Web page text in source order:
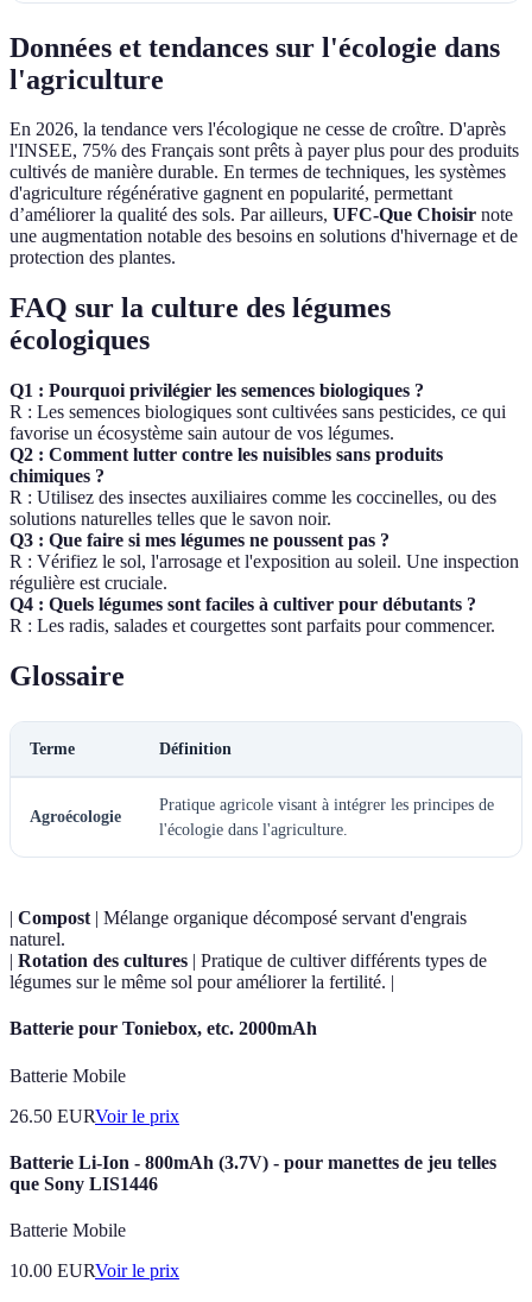
Données et tendances sur l'écologie dans
l'agriculture
En 2026, la tendance vers l'écologique ne cesse de croître. D'après
l'INSEE, 75% des Français sont prêts à payer plus pour des produits
cultivés de manière durable. En termes de techniques, les systèmes
d'agriculture régénérative gagnent en popularité, permettant
d’améliorer la qualité des sols. Par ailleurs, UFC-Que Choisir note
une augmentation notable des besoins en solutions d'hivernage et de
protection des plantes.
FAQ sur la culture des légumes
écologiques
Q1 : Pourquoi privilégier les semences biologiques ?
R : Les semences biologiques sont cultivées sans pesticides, ce qui
favorise un écosystème sain autour de vos légumes.
Q2 : Comment lutter contre les nuisibles sans produits
chimiques ?
R : Utilisez des insectes auxiliaires comme les coccinelles, ou des
solutions naturelles telles que le savon noir.
Q3 : Que faire si mes légumes ne poussent pas ?
R : Vérifiez le sol, l'arrosage et l'exposition au soleil. Une inspection
régulière est cruciale.
Q4 : Quels légumes sont faciles à cultiver pour débutants ?
R : Les radis, salades et courgettes sont parfaits pour commencer.
Glossaire
Terme Définition
Agroécologie
Pratique agricole visant à intégrer les principes de
l'écologie dans l'agriculture.
| Compost | Mélange organique décomposé servant d'engrais
naturel.
| Rotation des cultures | Pratique de cultiver différents types de
légumes sur le même sol pour améliorer la fertilité. |
Batterie pour Toniebox, etc. 2000mAh
Batterie Mobile
26.50 EURVoir le prix
Batterie Li-Ion - 800mAh (3.7V) - pour manettes de jeu telles
que Sony LIS1446
Batterie Mobile
10.00 EURVoir le prix